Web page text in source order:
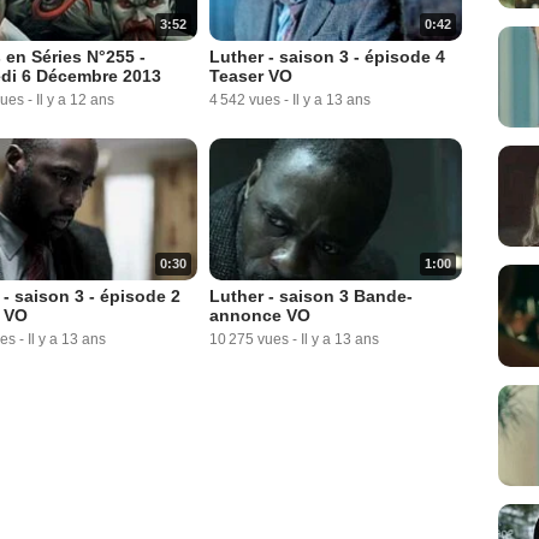
3:52
en Séries N°255 -
6 Décembre 2013
- Il y a 12 ans
0:42
Luther - saison 3 - épisode 4
Teaser VO
4 542 vues - Il y a 13 ans
0:30
saison 3 - épisode 2
- Il y a 13 ans
1:00
Luther - saison 3 Bande-
annonce VO
10 275 vues - Il y a 13 ans